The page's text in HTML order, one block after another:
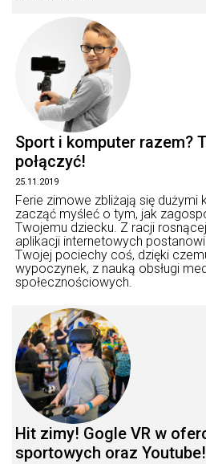
Sport i komputer razem?
połączyć!
25.11.2019
Ferie zimowe zbliżają się dużymi
zacząć myśleć o tym, jak
Twojemu dziecku. Z racji
aplikacji internetowych
Twojej pociechy coś, dzięki
wypoczynek, z nauką obsługi
społecznościowych.
Hit zimy! Gogle VR w
sportowych oraz Youtube!